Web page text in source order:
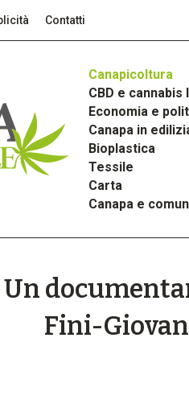
Contatti
Canapicoltura
CBD e cannabis
Economia e
Canapa in
Bioplastica
Tessile
Carta
Canapa e
Un
Fini-